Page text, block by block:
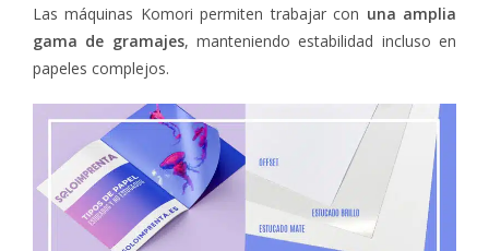
Las máquinas Komori permiten trabajar con una amplia
gama de gramajes, manteniendo estabilidad incluso en
papeles complejos.